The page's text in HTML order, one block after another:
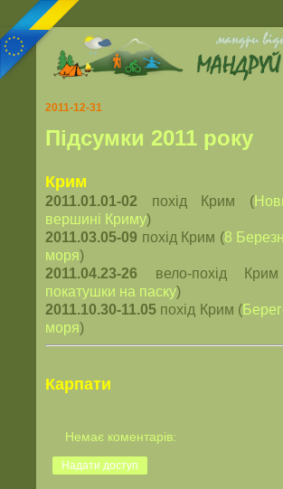
2011-12-31
Підсумки 2011 року
Крим
2011.01.01-02 похід Крим (
вершині Криму)
2011.03.05-09 похід Крим (8
моря)
2011.04.23-26 вело-похід
покатушки на паску)
2011.10.30-11.05 похід Крим (
моря)
Карпати
Немає коментарів:
Надати доступ